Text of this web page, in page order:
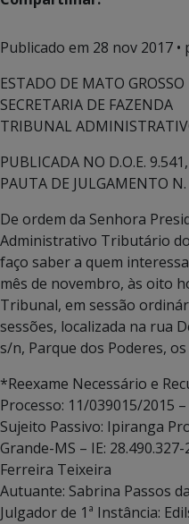
Publicado em 28 nov 2017 •
ESTADO DE MATO
SECRETARIA DE FAZENDA
TRIBUNAL
PUBLICADA NO D.O.E.
PAUTA DE JULGAMENTO
De ordem da Senhora
Administrativo Tributário
faço saber a quem
mês de novembro, às oito
Tribunal, em sessão
sessões, localizada na rua
s/n, Parque dos Poderes,
*Reexame Necessário e
Processo: 11/039015/2015
Sujeito Passivo: Ipiranga
Grande-MS – IE:
Ferreira Teixeira
Autuante: Sabrina Passos
Julgador de 1ª Instância: